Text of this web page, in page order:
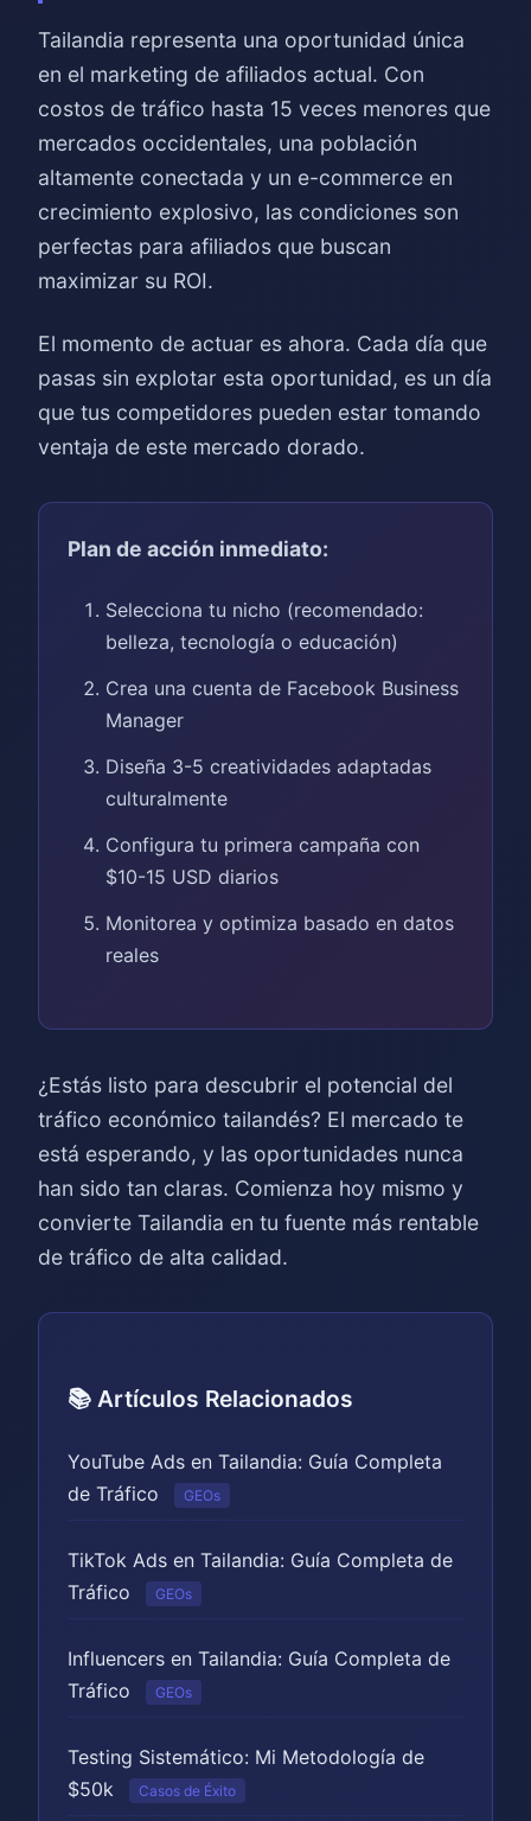
Tailandia representa una oportunidad única
en el marketing de afiliados actual. Con
costos de tráfico hasta 15 veces menores que
mercados occidentales, una población
altamente conectada y un e-commerce en
crecimiento explosivo, las condiciones son
perfectas para afiliados que buscan
maximizar su ROI.
El momento de actuar es ahora. Cada día que
pasas sin explotar esta oportunidad, es un día
que tus competidores pueden estar tomando
ventaja de este mercado dorado.
Plan de acción inmediato:
Selecciona tu nicho (recomendado:
belleza, tecnología o educación)
Crea una cuenta de Facebook Business
Manager
Diseña 3-5 creatividades adaptadas
culturalmente
Configura tu primera campaña con
$10-15 USD diarios
Monitorea y optimiza basado en datos
reales
¿Estás listo para descubrir el potencial del
tráfico económico tailandés? El mercado te
está esperando, y las oportunidades nunca
han sido tan claras. Comienza hoy mismo y
convierte Tailandia en tu fuente más rentable
de tráfico de alta calidad.
📚 Artículos Relacionados
YouTube Ads en Tailandia: Guía Completa
de Tráfico
GEOs
TikTok Ads en Tailandia: Guía Completa de
Tráfico
GEOs
Influencers en Tailandia: Guía Completa de
Tráfico
GEOs
Testing Sistemático: Mi Metodología de
$50k
Casos de Éxito